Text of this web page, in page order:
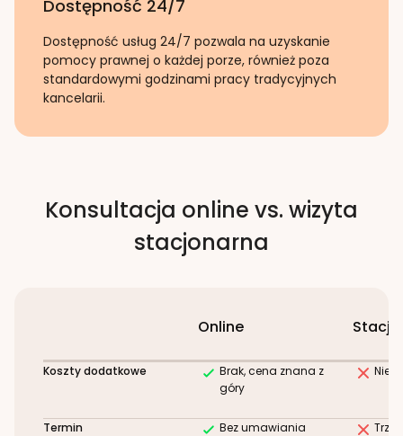
Dostępność 24/7
Dostępność usług 24/7 pozwala na uzyskanie
pomocy prawnej o każdej porze, również poza
standardowymi godzinami pracy tradycyjnych
kancelarii.
Konsultacja online vs. wizyta
stacjonarna
Online
Koszty dodatkowe
Brak, cena znana z
góry
Termin Bez umawiania